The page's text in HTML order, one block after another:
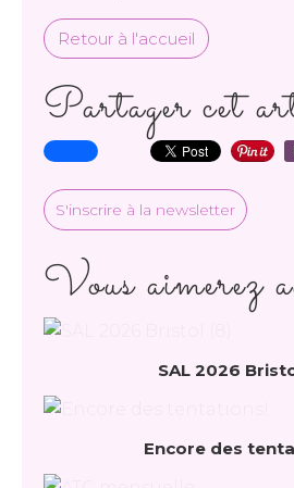
Retour à l'accueil
Partager cet
S'inscrire à la newsletter
Vous aimerez
SAL 2026
Encore des